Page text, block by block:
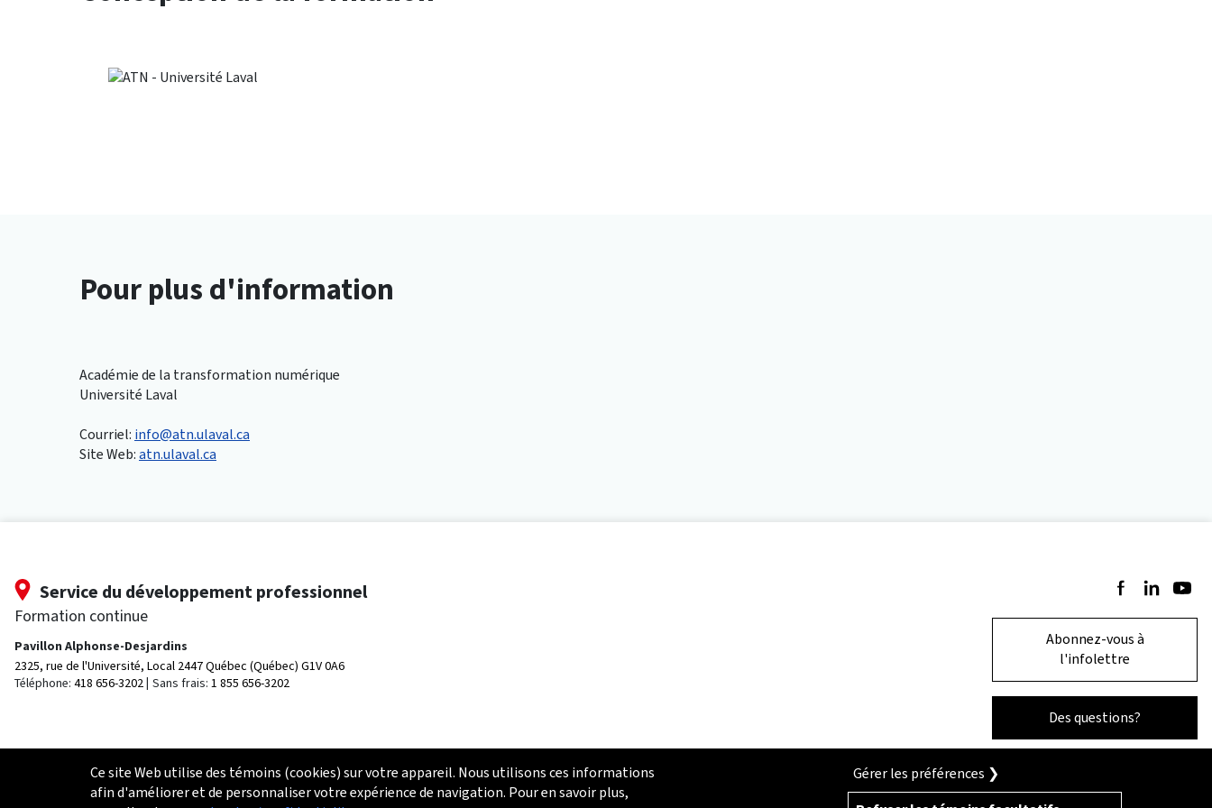
Pour plus d'information
Académie de la transformation numérique
Université Laval
Courriel: info@atn.ulaval.ca
Site Web:atn.ulaval.ca
Service du développement professionnel
Formation continue
Pavillon Alphonse-Desjardins
2325, rue de l'Université, Local 2447Québec (Québec) G1V 0A6
Téléphone: 418 656-3202 Sans frais: 1 855 656-3202
Suivez-nous sur
Suivez-
Abonnez-vous à
l'infolettre
Des questions?
Ce site Web utilise des témoins (cookies) sur votre appareil. Nous utilisons ces informations
afin d'améliorer et de personnaliser votre expérience de navigation. Pour en savoir plus,
Gérer les préférences ❯